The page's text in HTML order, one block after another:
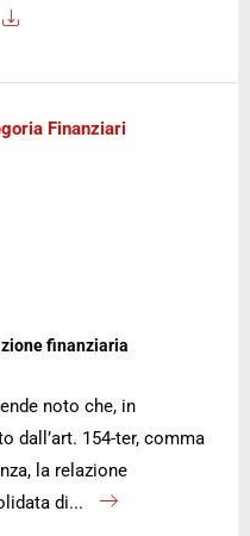
Finanziari
finanziaria
noto che, in
dall’art. 154-ter, comma
la relazione
di...